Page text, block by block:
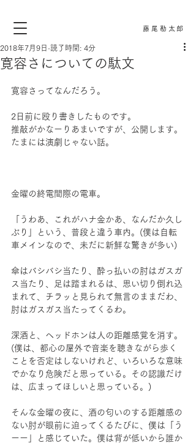
藤尾勘太郎
寛容さについての駄文
2018年7月9日 読了時間: 4分
寛容さってなんだろう。
2日前に殴り書きしたものです。
推敲がかなーりあまいですが、公開します。
たまには演劇じゃない話。
金曜の終電間際の電車。
「うわあ、これがハナ金かあ、なんだか久し
ぶり」という、普段と違う車内。(僕は自転
車メインなので、未だに新鮮な驚きが多い)
傘はバシバシ当たり、酔っ払いの肘はガスガ
ス当たり、足は踏まれるは、思い切り倒れ込
まれて、チラッと見られて無言のままだわ、
肘はガスガス当たってくるわ。
深酒と、ヘッドホンは人の距離感覚を消す。
(僕は、都心の屋外で音楽を聴きながら歩く
ことを否定はしないけれど、いろいろな意味
でかなり危険だと思っている。その認識だけ
は、広まってほしいと思っている。)
そんな金曜の夜に、酒の匂いのする距離感の
ない肘が眼前に迫ってくるたびに、僕は「う
ーー」と感じていた。僕は背が低いから誰か